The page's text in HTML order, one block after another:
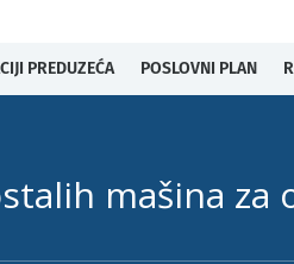
PREDUZEĆA POSLOVNI PLAN
mašina za